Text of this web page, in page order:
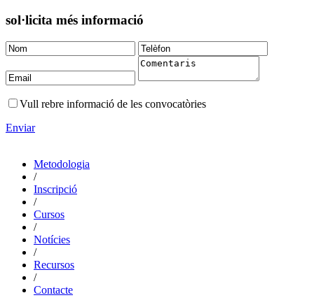
sol·licita més informació
Vull rebre informació de les convocatòries
Enviar
Metodologia
/
Inscripció
/
Cursos
/
Notícies
/
Recursos
/
Contacte